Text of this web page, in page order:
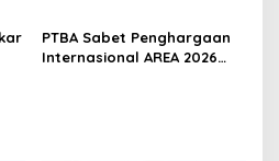
IUP Perseroan
PTBA Sabet Penghargaan
Internasional AREA 2026